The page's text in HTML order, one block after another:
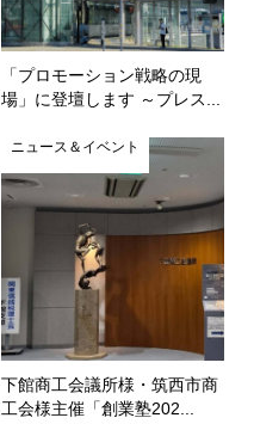
「プロモーション戦略の現
場」に登壇します ～プレス...
ニュース＆イベント
下館商工会議所様・筑西市商
工会様主催「創業塾202...